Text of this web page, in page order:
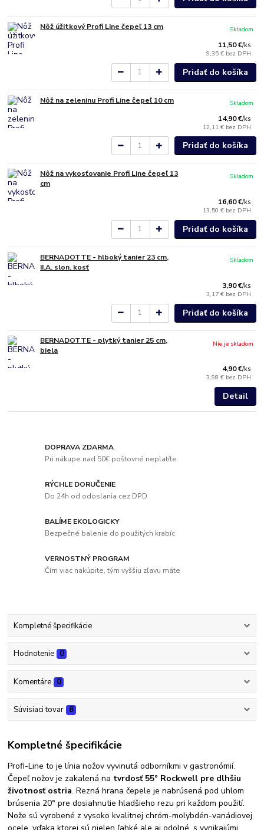
Nôž úžitkový Profi Line čepeľ 13 cm
11,50 €/ks
9,35 € bez DPH
Skladom
Pridať do košíka
Nôž na zeleninu Profi Line čepeľ 10 cm
14,90 €/ks
12,11 € bez DPH
Skladom
Pridať do košíka
Nôž na vykosťovanie Profi Line čepeľ 13
cm
16,60 €/ks
13,50 € bez DPH
Skladom
Pridať do košíka
BERNADOTTE - hlboký tanier 23 cm,
II.A. slon. kosť
3,90 €/ks
3,17 € bez DPH
Skladom
Pridať do košíka
BERNADOTTE - plytký tanier 25 cm,
biela
4,90 €/ks
3,98 € bez DPH
Nie je skladom
Detail
DOPRAVA ZDARMA
Pri nákupe nad 50€ poštovné neplatíte.
RÝCHLE DORUČENIE
Do 24h od odoslania cez DPD
BALÍME EKOLOGICKY
Bezpečné balenie do použitých krabíc
VERNOSTNÝ PROGRAM
Čím viac nakúpite, tým vyššiu zľavu máte
Kompletné špecifikácie
Hodnotenie 0
Komentáre 0
Súvisiaci tovar 8
Kompletné špecifikácie
Profi-Line to je línia nožov vyvinutá odborníkmi v gastronómií.
Čepeľ nožov je zakalená na tvrdosť 55° Rockwell pre dlhšiu
životnosť ostria. Rezná hrana čepele je nabrúsená pod uhlom
brúsenia 20° pre dosiahnutie hladšieho rezu pri každom použití.
Nože sú vyrobené z vysoko kvalitnej chróm-molybdén-vanádiovej